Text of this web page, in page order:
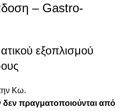
– Gastro-
εξοπλισμού
Κω.
δεν πραγματοποιούνται από